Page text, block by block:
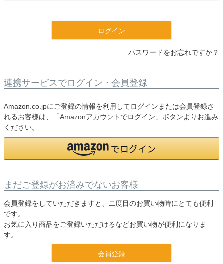
ログイン
パスワードをお忘れですか？
連携サービスでログイン・会員登録
Amazon.co.jpにご登録の情報を利用してログインまたは会員登録さ
れるお客様は、「Amazonアカウントでログイン」ボタンよりお進み
ください。
まだご登録がお済みでないお客様
会員登録をしていただきますと、二度目のお買い物時にとても便利
です。
お気に入り商品をご登録いただけるなどお買い物が便利になりま
す。
会員登録